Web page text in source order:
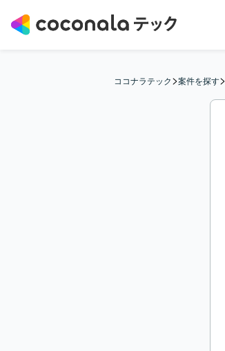
ココナラテック>案件を探す>